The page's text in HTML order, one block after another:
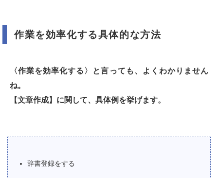
作業を効率化する具体的な方法
〈作業を効率化する〉と言っても、よくわかりません
ね。
【文章作成】に関して、具体例を挙げます。
辞書登録をする